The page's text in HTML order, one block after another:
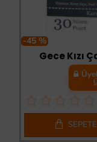
-45 %
Gece Kızı